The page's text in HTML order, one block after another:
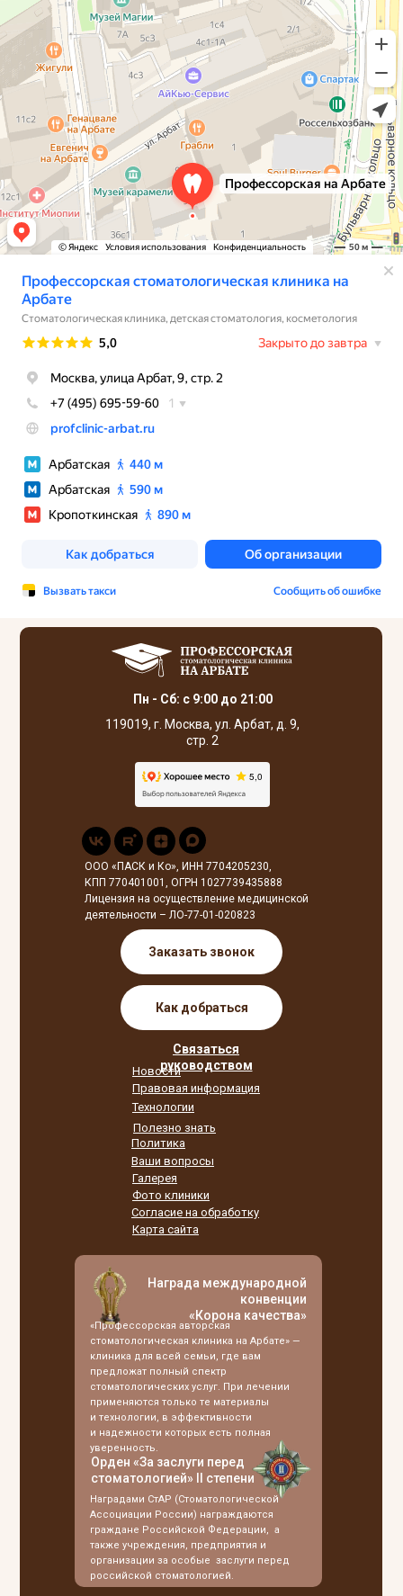
Пн - Сб: с 9:00 до 21:00
119019, г. Москва, ул. Арбат, д. 9,
стр. 2
Связаться
руководством
Как добраться
Новости
Полезно знать
Правовая информация
Политика
Согласие на обработку
Карта сайта
Галерея
Фото клиники
Ваши вопросы
Технологии
«Профессорская авторская
стоматологическая клиника на Арбате» —
клиника для всей семьи, где вам
предложат полный спектр
стоматологических услуг. При лечении
применяются только те материалы
и технологии, в эффективности
и надежности которых есть полная
уверенность.
Награда международной
конвенции
«Корона качества»
Заказать звонок
Орден «За заслуги перед
стоматологией» II степени
Наградами СтАР (Стоматологической
Ассоциации России) награждаются
граждане Российской Федерации, а
также учреждения, предприятия и
организации за особые заслуги перед
российской стоматологией.
ООО «ПАСК и Ко», ИНН 7704205230,
КПП 770401001, ОГРН 1027739435888
Лицензия на осуществление медицинской
деятельности – ЛО-77-01-020823